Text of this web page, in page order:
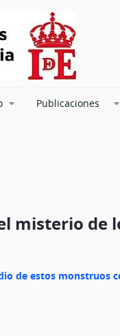
Publicaciones
misterio de
de estos monstruos